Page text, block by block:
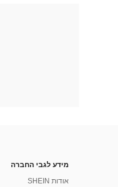
מידע לגבי החברה
אודות SHEIN